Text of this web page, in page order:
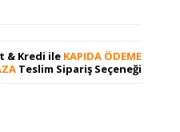
& Kredi ile KAPIDA ÖDEME
Teslim Sipariş Seçeneği